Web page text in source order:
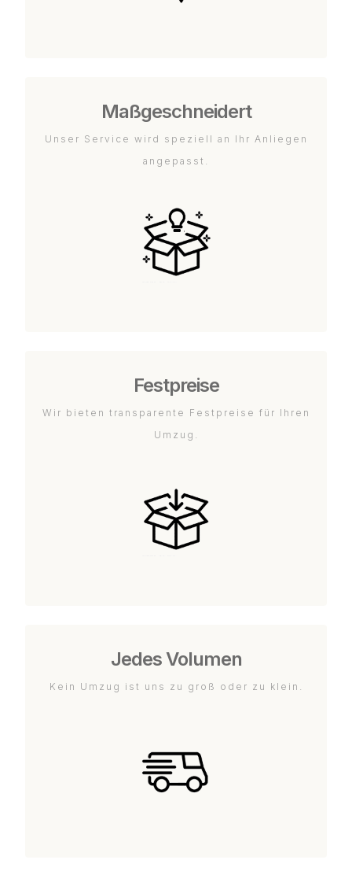
Maßgeschneidert
Unser Service wird speziell an Ihr Anliegen
angepasst.
Festpreise
Wir bieten transparente Festpreise für Ihren
Umzug.
Jedes Volumen
Kein Umzug ist uns zu groß oder zu klein.